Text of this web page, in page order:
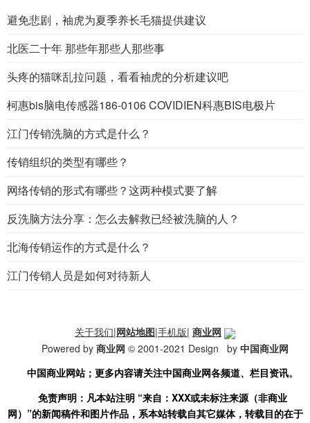
避免悲剧，袖虎为夏季养长毛猫提供建议
北医二十年 那些年那些人那些事
头疼的猫咪乱拉问题，看看袖虎的分析建议吧
柯惠bis脑电传感器186-0106 COVIDIEN科惠BIS电极片
江门传销洗脑的方式是什么？
传销组织的类型有哪些？
网络传销的形式有哪些？这两种模式要了解
反洗脑方法分享：怎么去解救已经被洗脑的人？
北海传销运作的方式是什么？
江门传销人员是如何对待新人
关于我们|网站地图|手机版| 商业网
Powered by 商业网 © 2001-2021 Design by 中国商业网
中国商业网站；更多内容请关注中国商业网各频道、栏目资讯。
免责声明：凡本站注明“来自： XXX或未标注来源（非商业
网） ”的新闻稿件和图片作品，系本站转载自其它媒体，转载目的在于